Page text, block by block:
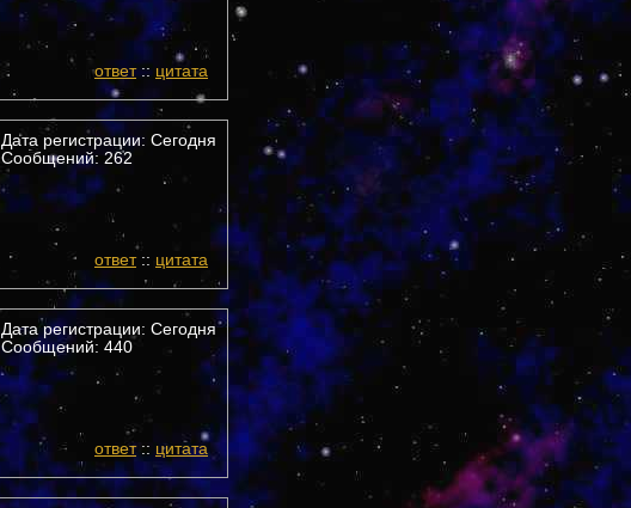
ответ:: цитата
Дата регистрации: Сегодня
Сообщений: 262
ответ:: цитата
Дата регистрации: Сегодня
Сообщений: 440
ответ:: цитата